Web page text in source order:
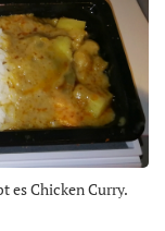
es Chicken Curry.